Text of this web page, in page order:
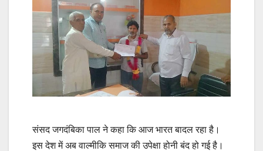
संसद जगदंबिका पाल ने कहा कि आज भारत बादल रहा है।
इस देश में अब वाल्मीकि समाज की उपेक्षा होनी बंद हो गई है।